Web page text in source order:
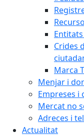
Crides
Marca
Menjar i
Empreses i
Mercat no
Adreces i
Actualitat